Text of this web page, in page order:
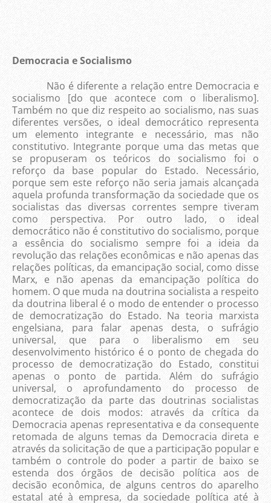
Democracia e Socialismo
Não é diferente a relação entre Democracia e
socialismo [do que acontece com o liberalismo].
Também no que diz respeito ao socialismo, nas suas
diferentes versões, o ideal democrático representa
um elemento integrante e necessário, mas não
constitutivo. Integrante porque uma das metas que
se propuseram os teóricos do socialismo foi o
reforço da base popular do Estado. Necessário,
porque sem este reforço não seria jamais alcançada
aquela profunda transformação da sociedade que os
socialistas das diversas correntes sempre tiveram
como perspectiva. Por outro lado, o ideal
democrático não é constitutivo do socialismo, porque
a essência do socialismo sempre foi a ideia da
revolução das relações econômicas e não apenas das
relações políticas, da emancipação social, como disse
Marx, e não apenas da emancipação política do
homem. O que muda na doutrina socialista a respeito
da doutrina liberal é o modo de entender o processo
de democratização do Estado. Na teoria marxista
engelsiana, para falar apenas desta, o sufrágio
universal, que para o liberalismo em seu
desenvolvimento histórico é o ponto de chegada do
processo de democratização do Estado, constitui
apenas o ponto de partida. Além do sufrágio
universal, o aprofundamento do processo de
democratização da parte das doutrinas socialistas
acontece de dois modos: através da crítica da
Democracia apenas representativa e da consequente
retomada de alguns temas da Democracia direta e
através da solicitação de que a participação popular e
também o controle do poder a partir de baixo se
estenda dos órgãos de decisão política aos de
decisão econômica, de alguns centros do aparelho
estatal até à empresa, da sociedade política até à